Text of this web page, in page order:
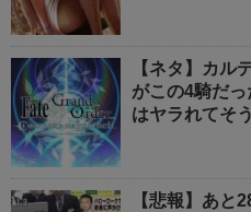
【ネタ】カル
がこの4騎だ
はヤラれてそ
【悲報】あ